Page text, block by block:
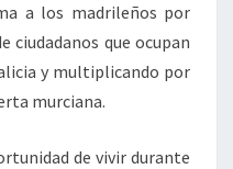
a los madrileños por
ciudadanos que ocupan
y multiplicando por
murciana.
de vivir durante